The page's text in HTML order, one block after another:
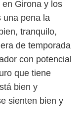
Girona y los
una pena la
tranquilo,
de temporada
con potencial
que tiene
bien y
sienten bien y